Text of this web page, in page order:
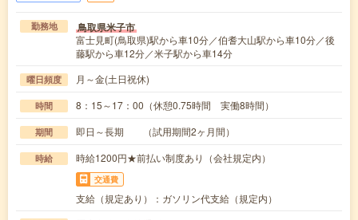
勤務地 鳥取県米子市
富士見町(鳥取県)駅から車10分／伯耆大山駅から車10分／後
藤駅から車12分／米子駅から車14分
曜日頻度 月～金(土日祝休)
時間 8：15～17：00（休憩0.75時間 実働8時間）
期間 即日～長期 （試用期間2ヶ月間）
時給 時給1200円★前払い制度あり（会社規定内）
交通費
支給（規定あり）：ガソリン代支給（規定内）